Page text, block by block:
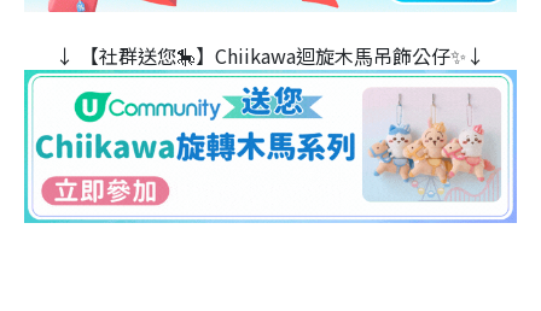
↓ 【社群送您🎠】Chiikawa迴旋木⾺吊飾公仔✨↓